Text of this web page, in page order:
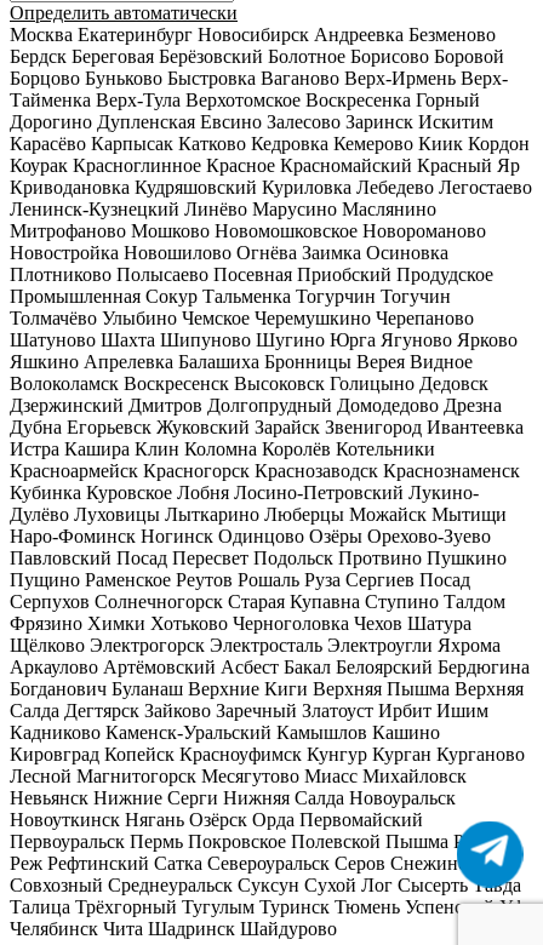
Определить автоматически
Москва Екатеринбург Новосибирск Андреевка Безменово
Бердск Береговая Берёзовский Болотное Борисово Боровой
Борцово Буньково Быстровка Ваганово Верх-Ирмень Верх-
Тайменка Верх-Тула Верхотомское Воскресенка Горный
Дорогино Дупленская Евсино Залесово Заринск Искитим
Карасёво Карпысак Катково Кедровка Кемерово Киик Кордон
Коурак Красноглинное Красное Красномайский Красный Яр
Криводановка Кудряшовский Куриловка Лебедево Легостаево
Ленинск-Кузнецкий Линёво Марусино Маслянино
Митрофаново Мошково Новомошковское Новороманово
Новостройка Новошилово Огнёва Заимка Осиновка
Плотниково Полысаево Посевная Приобский Продудское
Промышленная Сокур Тальменка Тогурчин Тогучин
Толмачёво Улыбино Чемское Черемушкино Черепаново
Шатуново Шахта Шипуново Шугино Юрга Ягуново Ярково
Яшкино Апрелевка Балашиха Бронницы Верея Видное
Волоколамск Воскресенск Высоковск Голицыно Дедовск
Дзержинский Дмитров Долгопрудный Домодедово Дрезна
Дубна Егорьевск Жуковский Зарайск Звенигород Ивантеевка
Истра Кашира Клин Коломна Королёв Котельники
Красноармейск Красногорск Краснозаводск Краснознаменск
Кубинка Куровское Лобня Лосино-Петровский Лукино-
Дулёво Луховицы Лыткарино Люберцы Можайск Мытищи
Наро-Фоминск Ногинск Одинцово Озёры Орехово-Зуево
Павловский Посад Пересвет Подольск Протвино Пушкино
Пущино Раменское Реутов Рошаль Руза Сергиев Посад
Серпухов Солнечногорск Старая Купавна Ступино Талдом
Фрязино Химки Хотьково Черноголовка Чехов Шатура
Щёлково Электрогорск Электросталь Электроугли Яхрома
Аркаулово Артёмовский Асбест Бакал Белоярский Бердюгина
Богданович Буланаш Верхние Киги Верхняя Пышма Верхняя
Салда Дегтярск Зайково Заречный Златоуст Ирбит Ишим
Кадниково Каменск-Уральский Камышлов Кашино
Кировград Копейск Красноуфимск Кунгур Курган Курганово
Лесной Магнитогорск Месягутово Миасс Михайловск
Невьянск Нижние Серги Нижняя Салда Новоуральск
Новоуткинск Нягань Озёрск Орда Первомайский
Первоуральск Пермь Покровское Полевской Пышма Ревда
Реж Рефтинский Сатка Североуральск Серов Снежинск
Совхозный Среднеуральск Суксун Сухой Лог СысертьТавда
Талица Трёхгорный Тугулым Туринск Тюмень УспенскийУфа
Челябинск Чита Шадринск Шайдурово